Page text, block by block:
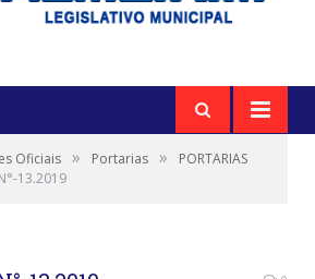
Oficiais » Portarias »
PORTARIAS
13.2019